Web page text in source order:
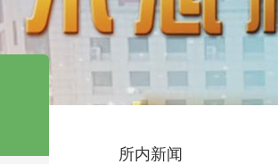
所内新闻